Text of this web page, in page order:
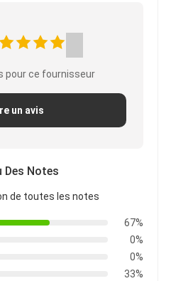
pour ce fournisseur
un avis
Des Notes
de toutes les notes
67%
0%
0%
33%